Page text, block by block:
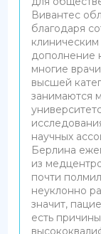
Вивантес
благодаря
дополнение
многие
высшей
занимаются
научных
Берлина
из
почти
неуклонно
значит,
есть